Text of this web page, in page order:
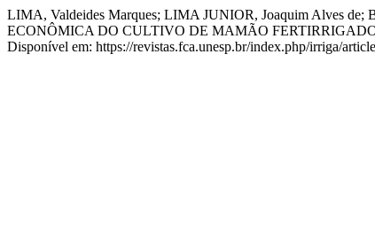
LIMA, Valdeides Marques; LIMA JUNIOR, Joaquim Alves
ECONÔMICA DO CULTIVO DE MAMÃO
Disponível em: https://revistas.fca.unesp.br/index.php/irriga/